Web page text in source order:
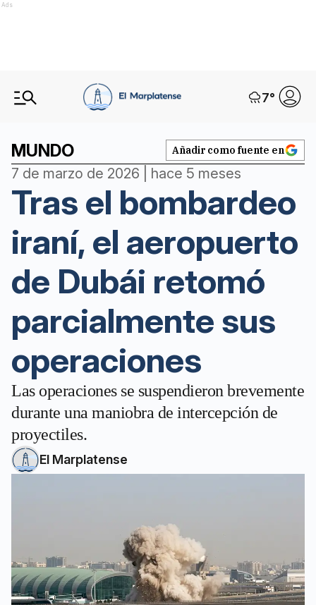
Ads
7°
MUNDO Añadir como fuente en
7 de marzo de 2026 | hace 5 meses
Tras el bombardeo
iraní, el aeropuerto
de Dubái retomó
parcialmente sus
operaciones
Las operaciones se suspendieron brevemente
durante una maniobra de intercepción de
proyectiles.
El Marplatense